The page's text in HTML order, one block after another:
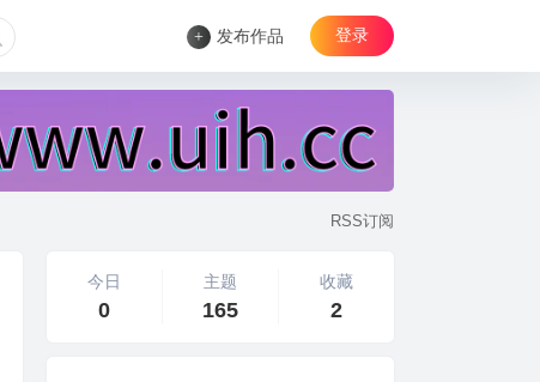
+ 发布作品 登录
RSS订阅
今日
0
主题
165
收藏
2